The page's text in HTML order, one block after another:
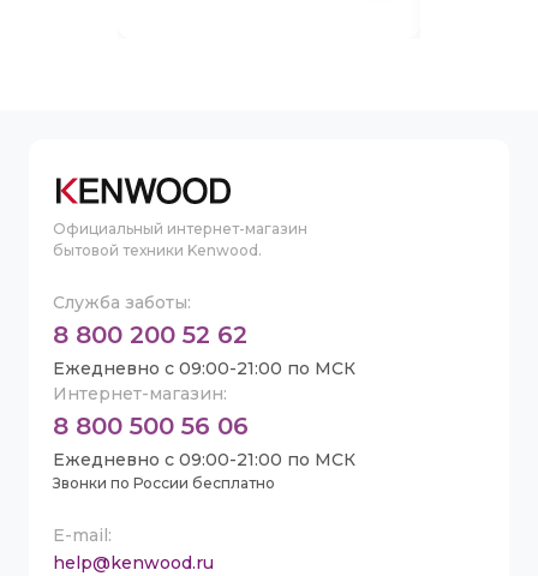
Официальный интернет-магазин
бытовой техники Kenwood.
E-mail:
help@kenwood.ru
Служба заботы:
8 800 200 52 62
Ежедневно с 09:00-21:00 по МСК
Интернет-магазин:
8 800 500 56 06
Ежедневно с 09:00-21:00 по МСК
Звонки по России бесплатно